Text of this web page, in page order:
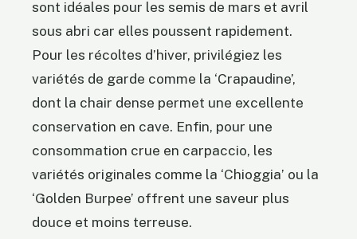
sont idéales pour les semis de mars et avril
sous abri car elles poussent rapidement.
Pour les récoltes d’hiver, privilégiez les
variétés de garde comme la ‘Crapaudine’,
dont la chair dense permet une excellente
conservation en cave. Enfin, pour une
consommation crue en carpaccio, les
variétés originales comme la ‘Chioggia’ ou la
‘Golden Burpee’ offrent une saveur plus
douce et moins terreuse.